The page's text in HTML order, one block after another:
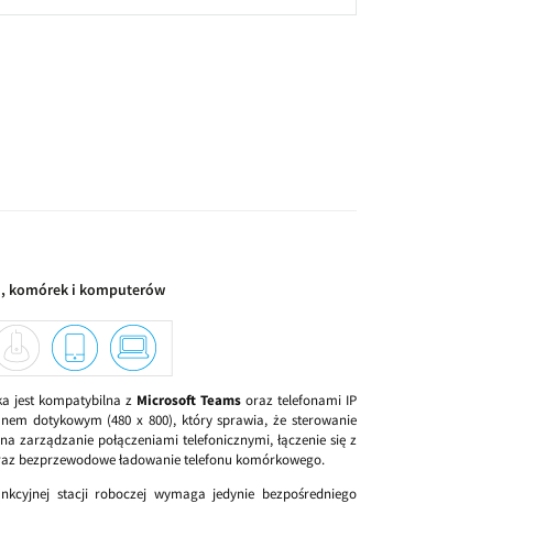
komórek i komputerów
jest kompatybilna z Microsoft Teamsoraz telefonami IP
dotykowym (480 x 800), który sprawia, że sterowanie
zarządzanie połączeniami telefonicznymi, łączenie się z
bezprzewodowe ładowanie telefonu komórkowego.
stacji roboczej wymaga jedynie bezpośredniego